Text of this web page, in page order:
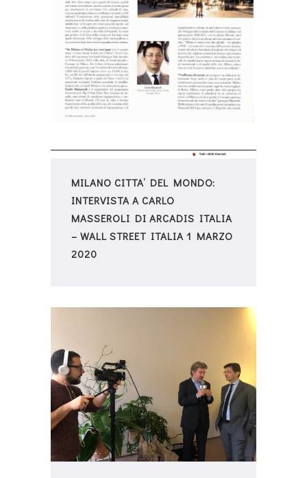
MILANO CITTA’ DEL MONDO:
INTERVISTA A CARLO
MASSEROLI DI ARCADIS ITALIA
– WALL STREET ITALIA 1 MARZO
2020